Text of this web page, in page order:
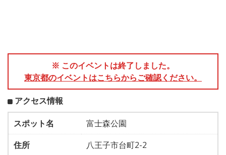
※ このイベントは終了しました。
東京都のイベントはこちらからご確認ください。
アクセス情報
スポット名
富士森公園
住所
八王子市台町2-2